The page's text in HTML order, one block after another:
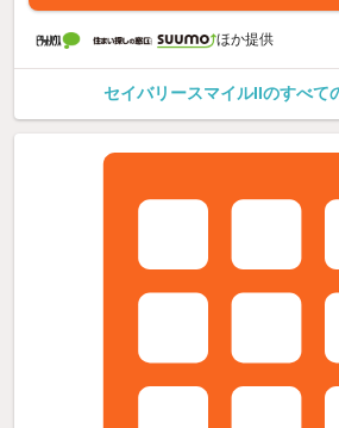
ほか提供
セイバリースマイルIIのすべて